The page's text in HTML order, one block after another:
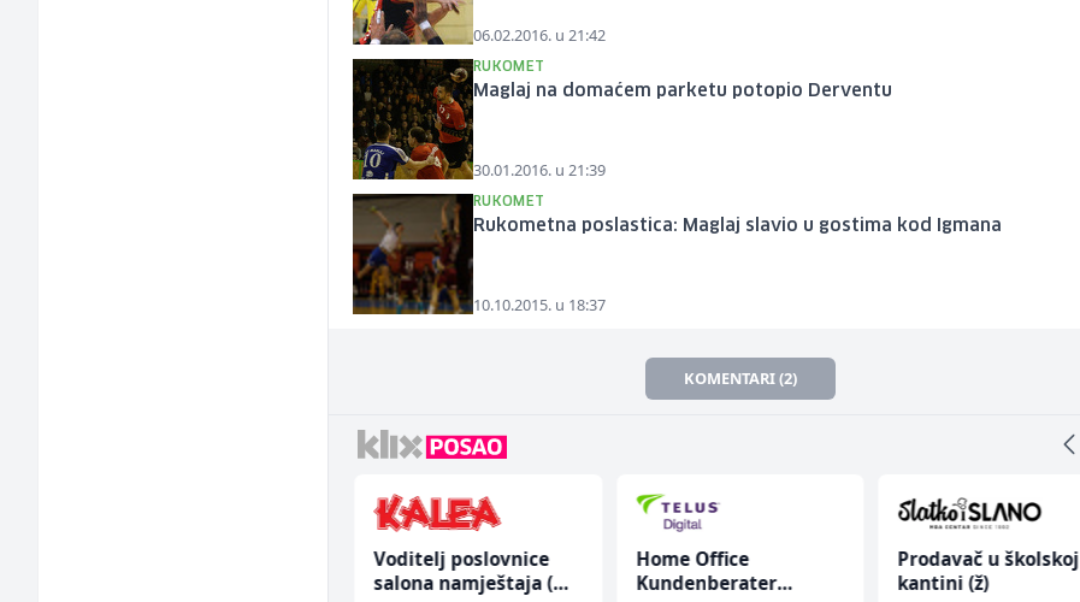
06.02.2016. u 21:42
RUKOMET
Maglaj na domaćem parketu potopio Derventu
30.01.2016. u 21:39
RUKOMET
Rukometna poslastica: Maglaj slavio u gostima kod Igmana
10.10.2015. u 18:37
KOMENTARI (2)
Voditelj poslovnice
salona namještaja (m/
Home Office
Kundenberater
Prodavač u školskoj
kantini (ž)